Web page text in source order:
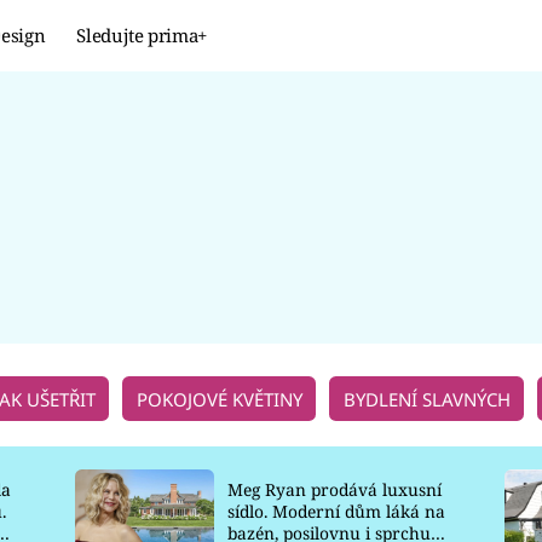
Sledujte prima+
UŠETŘIT POKOJOVÉ KVĚTINY BYDLENÍ SLAVNÝCH
Meg Ryan prodává luxusní
sídlo. Moderní dům láká na
bazén, posilovnu i sprchu